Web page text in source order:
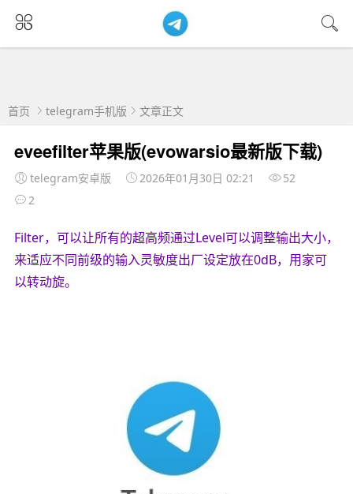
首页 telegram手机版 文章正文
eveefilter苹果版(evowarsio最新版下载)
telegram安卓版 2026年01月30日 02:21
52
2
Filter，可以让所有的超高频通过Level可以调整输出大小，
来适应不同前级的输入灵敏度出厂设定放在0dB，用家可
以转动旋。